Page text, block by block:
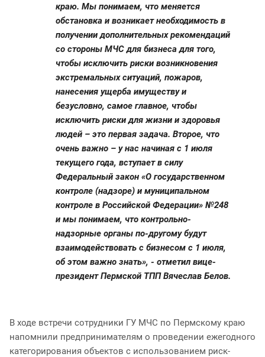
краю. Мы понимаем, что меняется
обстановка и возникает необходимость в
получении дополнительных рекомендаций
со стороны МЧС для бизнеса для того,
чтобы исключить риски возникновения
экстремальных ситуаций, пожаров,
нанесения ущерба имуществу и
безусловно, самое главное, чтобы
исключить риски для жизни и здоровья
людей – это первая задача. Второе, что
очень важно – у нас начиная с 1 июля
текущего года, вступает в силу
Федеральный закон «О государственном
контроле (надзоре) и муниципальном
контроле в Российской Федерации» №248
и мы понимаем, что контрольно-
надзорные органы по-другому будут
взаимодействовать с бизнесом с 1 июля,
об этом важно знать», - отметил вице-
президент Пермской ТПП Вячеслав Белов.
В ходе встречи сотрудники ГУ МЧС по Пермскому краю
напомнили предпринимателям о проведении ежегодного
категорирования объектов с использованием риск-